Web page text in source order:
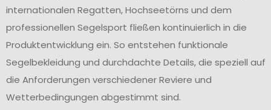
internationalen Regatten, Hochseetörns und dem
professionellen Segelsport fließen kontinuierlich in die
Produktentwicklung ein. So entstehen funktionale
Segelbekleidung und durchdachte Details, die speziell auf
die Anforderungen verschiedener Reviere und
Wetterbedingungen abgestimmt sind.